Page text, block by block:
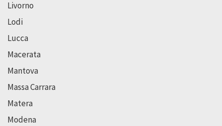
Livorno
Lodi
Lucca
Macerata
Mantova
Massa Carrara
Matera
Modena